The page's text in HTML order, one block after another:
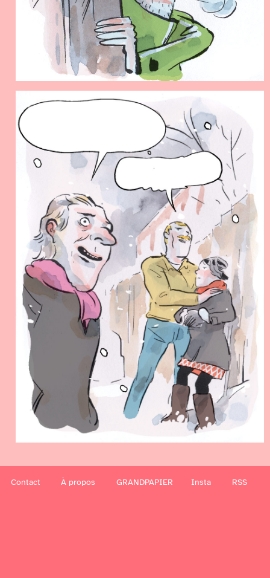
Contact À propos GRANDPAPIER Insta RSS